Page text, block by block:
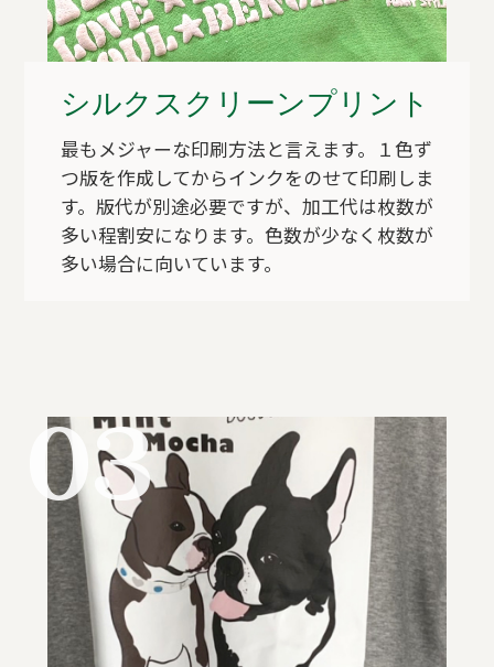
シルクスクリーンプリント
最もメジャーな印刷方法と言えます。１色ず
つ版を作成してからインクをのせて印刷しま
す。版代が別途必要ですが、加工代は枚数が
多い程割安になります。色数が少なく枚数が
多い場合に向いています。
03